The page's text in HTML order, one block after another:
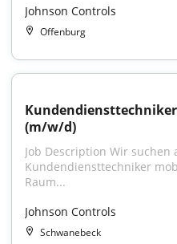
Johnson Controls
Offenburg
(m/w/d)
Job Description Wir suchen
Kundendiensttechniker
Raum...
Johnson Controls
Schwanebeck